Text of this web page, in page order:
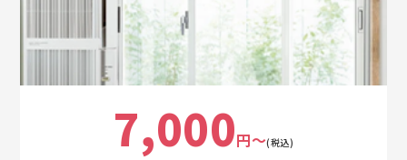
7,000円～(税込)